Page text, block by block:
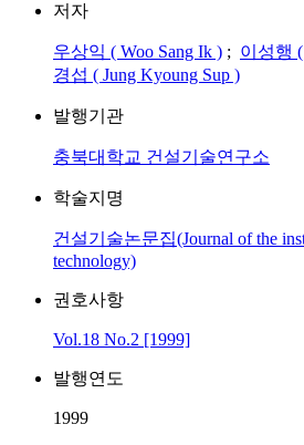
저자
우상익 ( Woo Sang Ik ) ; 이성행 (
경섭 ( Jung Kyoung Sup )
발행기관
충북대학교 건설기술연구소
학술지명
건설기술논문집(Journal of the
technology)
권호사항
Vol.18 No.2 [1999]
발행연도
1999